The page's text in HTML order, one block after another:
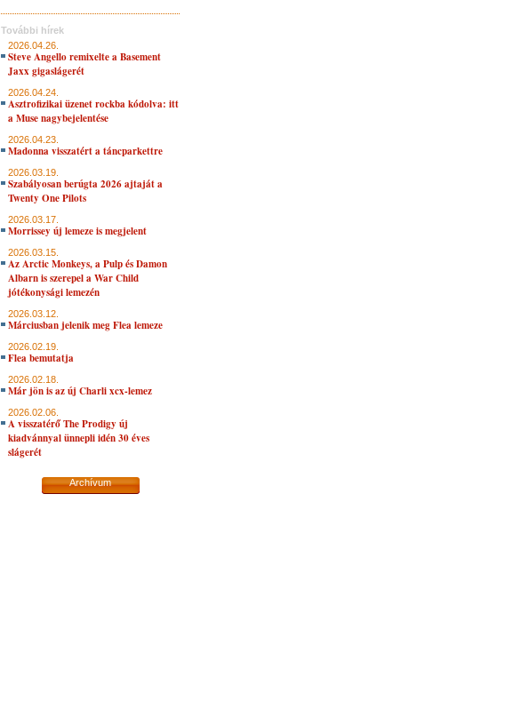
További hírek
2026.04.26.
Steve Angello remixelte a Basement
Jaxx gigaslágerét
2026.04.24.
Asztrofizikai üzenet rockba kódolva: itt
a Muse nagybejelentése
2026.04.23.
Madonna visszatért a táncparkettre
2026.03.19.
Szabályosan berúgta 2026 ajtaját a
Twenty One Pilots
2026.03.17.
Morrissey új lemeze is megjelent
2026.03.15.
Az Arctic Monkeys, a Pulp és Damon
Albarn is szerepel a War Child
jótékonysági lemezén
2026.03.12.
Márciusban jelenik meg Flea lemeze
2026.02.19.
Flea bemutatja
2026.02.18.
Már jön is az új Charli xcx-lemez
2026.02.06.
A visszatérő The Prodigy új
kiadvánnyal ünnepli idén 30 éves
slágerét
Archívum